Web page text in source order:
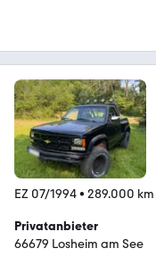
EZ 07/1994• 289.000 km
Privatanbieter
66679 Losheim am See